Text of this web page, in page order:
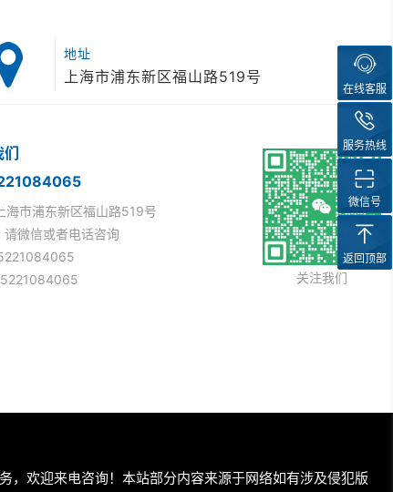
地址
上海市浦东新区福山路519号
关注我们
们
海市浦东新区福山路519号
请微信或者电话咨询
，欢迎来电咨询！本站部分内容来源于网络如有涉及侵犯版
在线客服
服务热线
微信号
返回顶部